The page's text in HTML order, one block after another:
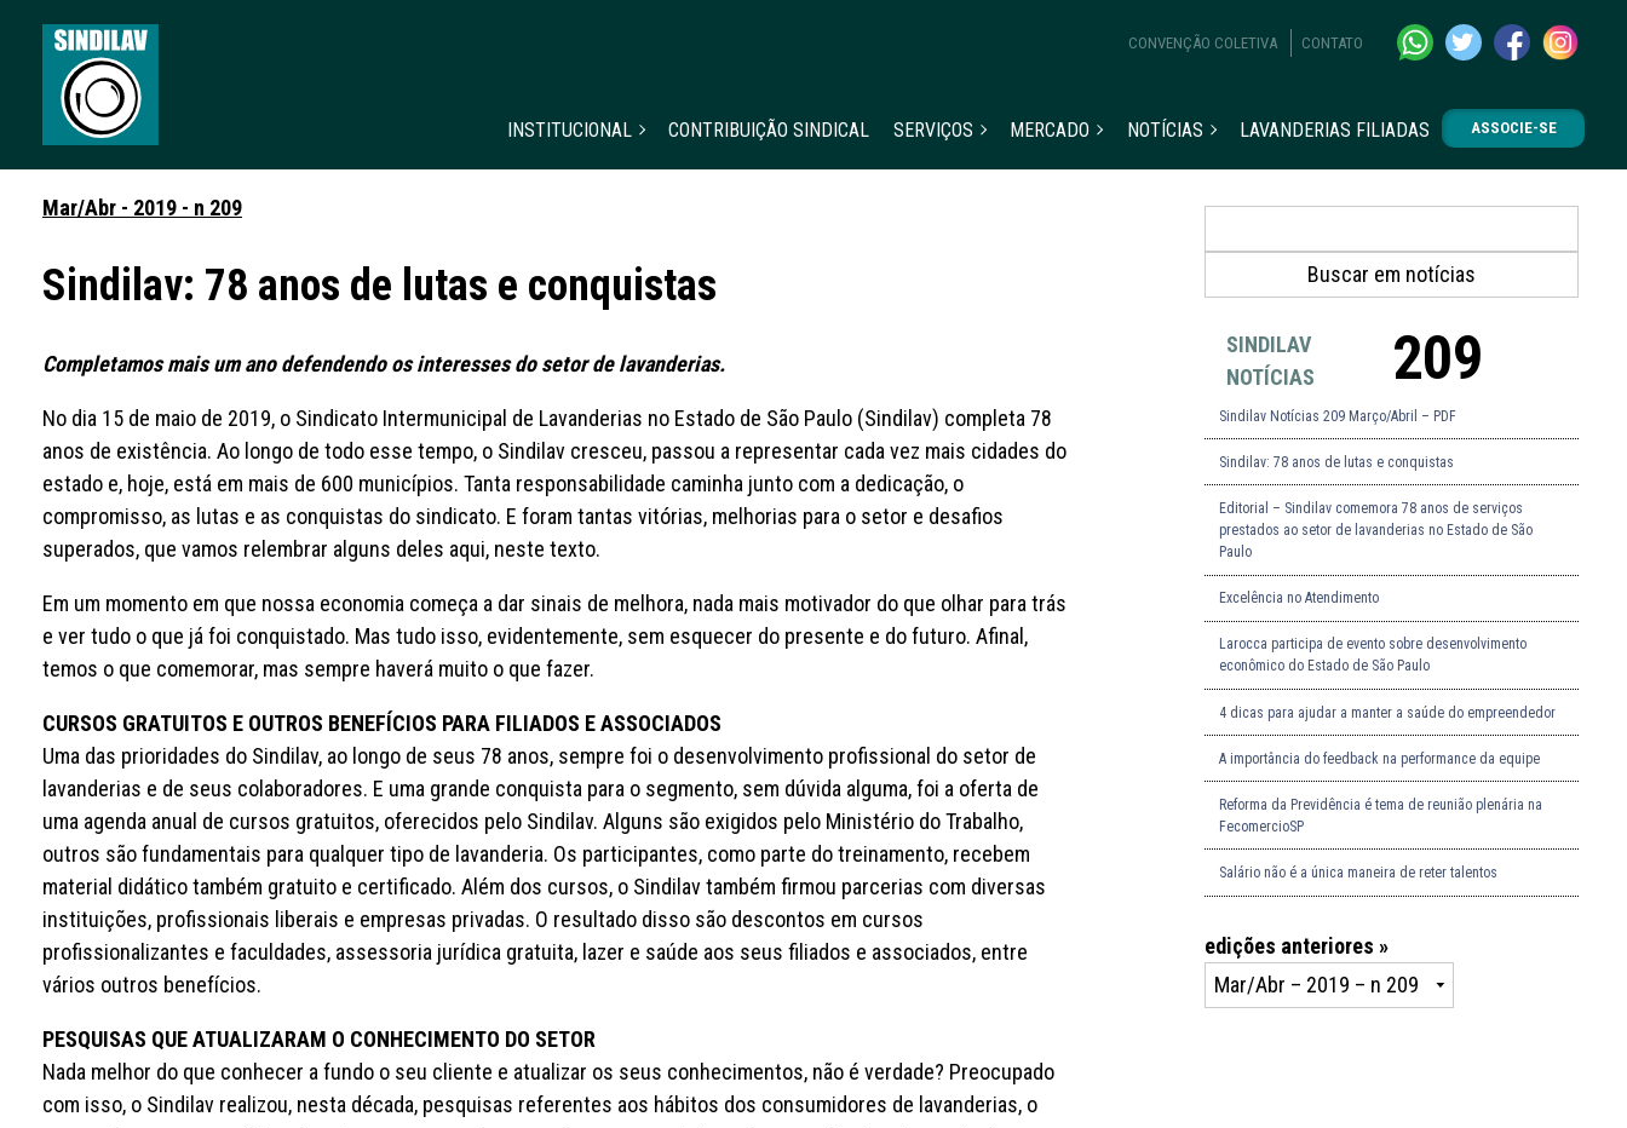
CONVENÇÃO COLETIVA CONTATO
INSTITUCIONAL CONTRIBUIÇÃO SINDICAL SERVIÇOS MERCADO NOTÍCIAS LAVANDERIAS FILIADAS ASSOCIE-SE
Mar/Abr - 2019 - n 209
Sindilav: 78 anos de lutas e conquistas
Completamos mais um ano defendendo os interesses do setor de lavanderias.
No dia 15 de maio de 2019, o Sindicato Intermunicipal de Lavanderias no Estado de São Paulo (Sindilav) completa 78
anos de existência. Ao longo de todo esse tempo, o Sindilav cresceu, passou a representar cada vez mais cidades do
estado e, hoje, está em mais de 600 municípios. Tanta responsabilidade caminha junto com a dedicação, o
compromisso, as lutas e as conquistas do sindicato. E foram tantas vitórias, melhorias para o setor e desafios
superados, que vamos relembrar alguns deles aqui, neste texto.
Em um momento em que nossa economia começa a dar sinais de melhora, nada mais motivador do que olhar para trás
e ver tudo o que já foi conquistado. Mas tudo isso, evidentemente, sem esquecer do presente e do futuro. Afinal,
temos o que comemorar, mas sempre haverá muito o que fazer.
CURSOS GRATUITOS E OUTROS BENEFÍCIOS PARA FILIADOS E ASSOCIADOS
Uma das prioridades do Sindilav, ao longo de seus 78 anos, sempre foi o desenvolvimento profissional do setor de
lavanderias e de seus colaboradores. E uma grande conquista para o segmento, sem dúvida alguma, foi a oferta de
uma agenda anual de cursos gratuitos, oferecidos pelo Sindilav. Alguns são exigidos pelo Ministério do Trabalho,
outros são fundamentais para qualquer tipo de lavanderia. Os participantes, como parte do treinamento, recebem
material didático também gratuito e certificado. Além dos cursos, o Sindilav também firmou parcerias com diversas
instituições, profissionais liberais e empresas privadas. O resultado disso são descontos em cursos
profissionalizantes e faculdades, assessoria jurídica gratuita, lazer e saúde aos seus filiados e associados, entre
vários outros benefícios.
PESQUISAS QUE ATUALIZARAM O CONHECIMENTO DO SETOR
Nada melhor do que conhecer a fundo o seu cliente e atualizar os seus conhecimentos, não é verdade? Preocupado
com isso, o Sindilav realizou, nesta década, pesquisas referentes aos hábitos dos consumidores de lavanderias, o
SINDILAV
NOTÍCIAS
209
Sindilav Notícias 209 Março/Abril – PDF
Sindilav: 78 anos de lutas e conquistas
Editorial – Sindilav comemora 78 anos de serviços
prestados ao setor de lavanderias no Estado de São
Paulo
Excelência no Atendimento
Larocca participa de evento sobre desenvolvimento
econômico do Estado de São Paulo
4 dicas para ajudar a manter a saúde do empreendedor
A importância do feedback na performance da equipe
Reforma da Previdência é tema de reunião plenária na
FecomercioSP
Salário não é a única maneira de reter talentos
edições anteriores »